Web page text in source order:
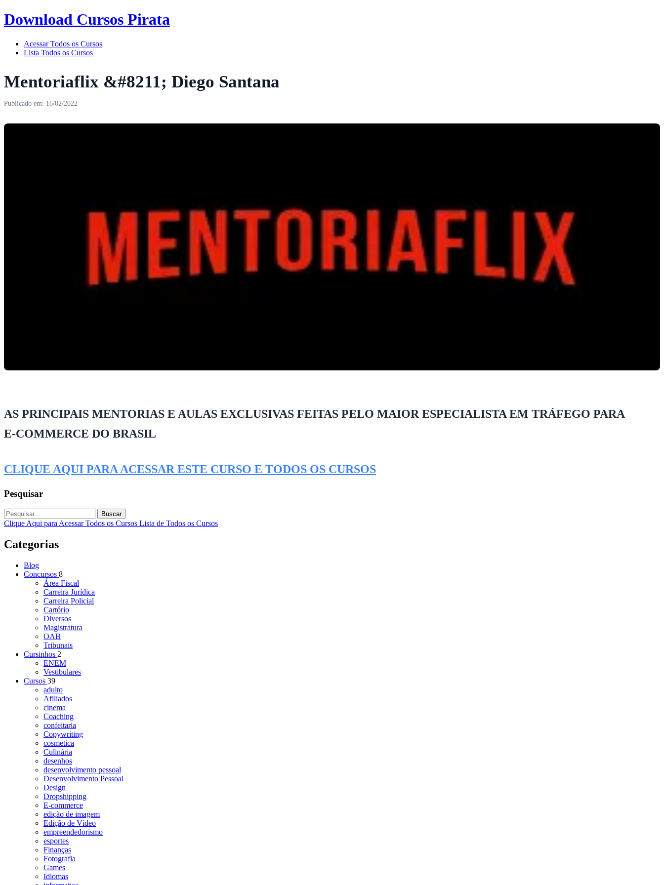
Download Cursos Pirata
Acessar Todos os Cursos
Lista Todos os Cursos
Mentoriaflix &#8211; Diego Santana
Publicado em: 16/02/2022
AS PRINCIPAIS MENTORIAS E AULAS EXCLUSIVAS FEITAS PELO MAIOR ESPECIALISTA EM TRÁFEGO PARA
E-COMMERCE DO BRASIL
CLIQUE AQUI PARA ACESSAR ESTE CURSO E TODOS OS CURSOS
Pesquisar
Buscar
Clique Aqui para Acessar Todos os Cursos Lista de Todos os Cursos
Categorias
Blog
Concursos 8
Área Fiscal
Carreira Jurídica
Carreira Policial
Cartório
Diversos
Magistratura
OAB
Tribunais
Cursinhos 2
ENEM
Vestibulares
Cursos 39
adulto
Afiliados
cinema
Coaching
confeitaria
Copywriting
cosmetica
Culinária
desenhos
desenvolvimento pessoal
Desenvolvimento Pessoal
Design
Dropshipping
E-commerce
edição de imagem
Edição de Vídeo
empreendedorismo
esportes
Finanças
Fotografia
Games
Idiomas